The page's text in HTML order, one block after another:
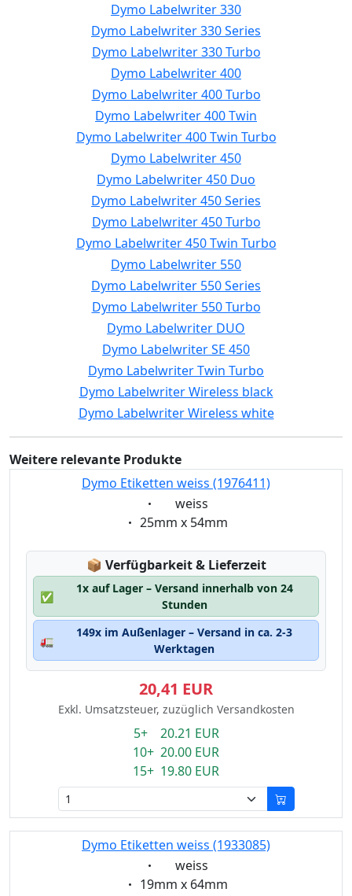
Dymo Labelwriter 330
Dymo Labelwriter 330 Series
Dymo Labelwriter 330 Turbo
Dymo Labelwriter 400
Dymo Labelwriter 400 Turbo
Dymo Labelwriter 400 Twin
Dymo Labelwriter 400 Twin Turbo
Dymo Labelwriter 450
Dymo Labelwriter 450 Duo
Dymo Labelwriter 450 Series
Dymo Labelwriter 450 Turbo
Dymo Labelwriter 450 Twin Turbo
Dymo Labelwriter 550
Dymo Labelwriter 550 Series
Dymo Labelwriter 550 Turbo
Dymo Labelwriter DUO
Dymo Labelwriter SE 450
Dymo Labelwriter Twin Turbo
Dymo Labelwriter Wireless black
Dymo Labelwriter Wireless white
Weitere relevante Produkte
Dymo Etiketten weiss (1976411)
Eigenschaft:
weiss
Eigenschaft:
25mm x 54mm
📦 Lagerstatus:
Verfügbarkeit & Lieferzeit
✅
1x auf Lager – Versand innerhalb von 24
Stunden
🚛
149x im Außenlager – Versand in ca. 2-3
Werktagen
20,41 EUR
Exkl. Umsatzsteuer, zuzüglich Versandkosten
5+ 20.21 EUR
10+ 20.00 EUR
15+ 19.80 EUR
Dymo Etiketten weiss (1933085)
Eigenschaft:
weiss
Eigenschaft:
19mm x 64mm